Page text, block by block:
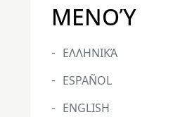
ΜΕΝΟΎ
ΕΛΛΗΝΙΚΆ
ESPAÑOL
ENGLISH